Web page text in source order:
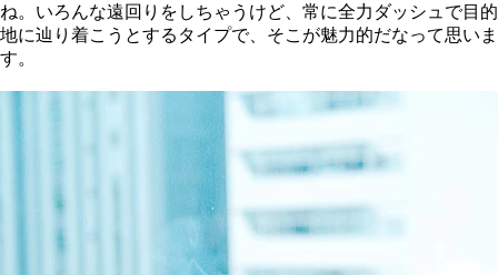
ね。いろんな遠回りをしちゃうけど、常に全力ダッシュで目的
地に辿り着こうとするタイプで、そこが魅力的だなって思いま
す。